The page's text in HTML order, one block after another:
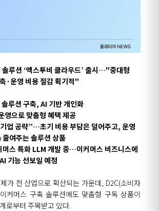
루션 ‘엑스투비 클라우드’ 출시…"중대형
·운영 비용 절감 획기적"
루션 구축, AI 기반 개인화
영으로 맞춤형 혜택 제공
업 공략”…초기 비용 부담은 덜어주고, 운영
여주는 솔루션 상품
머스 특화 LLM 개발 중…이커머스 비즈니스에
기능 선보일 예정
가 전 산업으로 확산되는 가운데, D2C(소비자
이커머스 구축 솔루션에도 맞춤형 구독 상품이
로부터 주목받고 있다.